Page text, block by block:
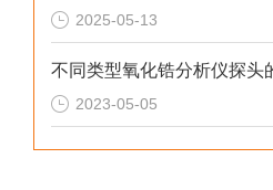
2025-05-13
不同类型氧化锆分析仪探头
2023-05-05